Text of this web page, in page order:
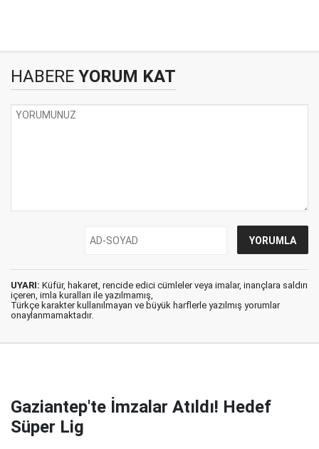
HABERE YORUM KAT
UYARI: Küfür, hakaret, rencide edici cümleler veya imalar, inançlara saldırı
içeren, imla kuralları ile yazılmamış,
Türkçe karakter kullanılmayan ve büyük harflerle yazılmış yorumlar
onaylanmamaktadır.
Gaziantep'te İmzalar Atıldı! Hedef
Süper Lig